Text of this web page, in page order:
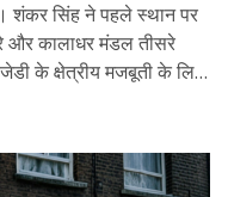
शंकर सिंह ने पहले स्थान पर
और कालाधर मंडल तीसरे
के क्षेत्रीय मजबूती के लिए